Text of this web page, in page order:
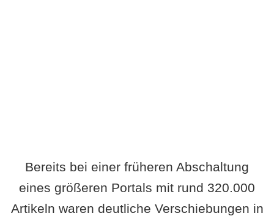
Bereits bei einer früheren Abschaltung
eines größeren Portals mit rund 320.000
Artikeln waren deutliche Verschiebungen in